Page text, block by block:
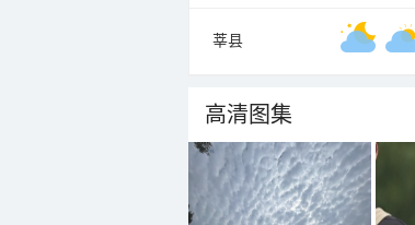
莘县
高清图集